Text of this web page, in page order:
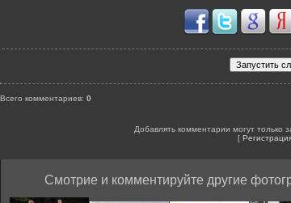
Всего комментариев: 0
Добавлять комментарии могут только
[
Смотрие и комментируйте другие